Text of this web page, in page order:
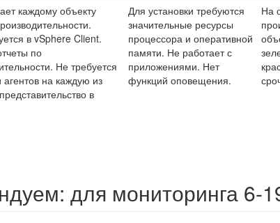
каждому объекту
в vSphere Client.
по
Не требуется
агентов на каждую из
в
Для установки требуются
значительные ресурсы
процессора и оперативной
памяти. Не работает с
приложениями. Нет
функций оповещения.
На
для мониторинга 6-